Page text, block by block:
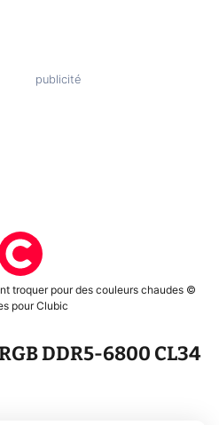
troquer pour des couleurs chaudes ©
pour Clubic
DDR5-6800 CL34